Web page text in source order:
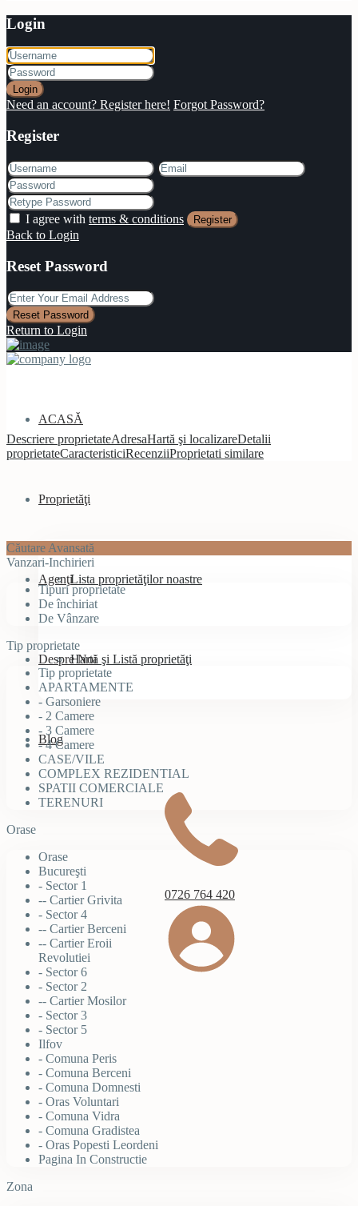
Login
Login
Need an account? Register here! Forgot Password?
Register
I agree with terms & conditions Register
Back to Login
Reset Password
Reset Password
Return to Login
ACASĂ
Proprietăţi
Lista proprietăţilor noastre
Hartă şi Listă proprietăţi
Agenţi
Despre Noi
Blog
0726 764 420
Descriere proprietateAdresaHartă şi localizareDetalii
proprietateCaracteristiciRecenziiProprietati similare
Căutare Avansată
Vanzari-Inchirieri
Tipuri proprietate
De închiriat
De Vânzare
Tip proprietate
Tip proprietate
APARTAMENTE
- Garsoniere
- 2 Camere
- 3 Camere
- 4 Camere
CASE/VILE
COMPLEX REZIDENTIAL
SPATII COMERCIALE
TERENURI
Orase
Orase
Bucureşti
- Sector 1
-- Cartier Grivita
- Sector 4
-- Cartier Berceni
-- Cartier Eroii
Revolutiei
- Sector 6
- Sector 2
-- Cartier Mosilor
- Sector 3
- Sector 5
Ilfov
- Comuna Peris
- Comuna Berceni
- Comuna Domnesti
- Oras Voluntari
- Comuna Vidra
- Comuna Gradistea
- Oras Popesti Leordeni
Pagina In Constructie
Zona